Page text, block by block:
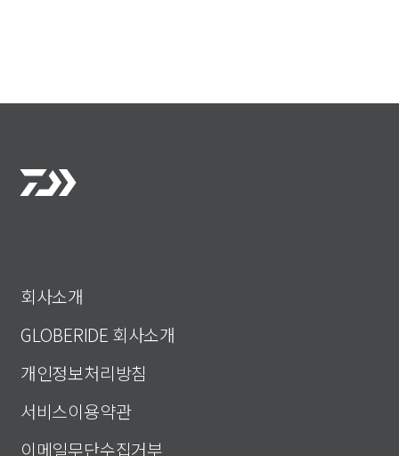
회사소개
GLOBERIDE 회사소개
개인정보처리방침
서비스이용약관
이메일무단수집거부